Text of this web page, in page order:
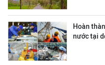
Hoàn
nước tại